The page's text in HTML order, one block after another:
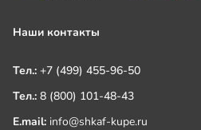
Наши контакты
Тел.: +7 (499) 455-96-50
Тел.: 8 (800) 101-48-43
E.mail: info@shkaf-kupe.ru